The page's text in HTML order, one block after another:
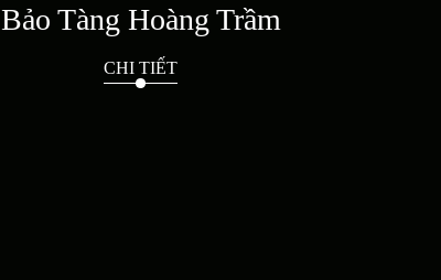
Bảo Tàng Hoàng Trầm
CHI TIẾT